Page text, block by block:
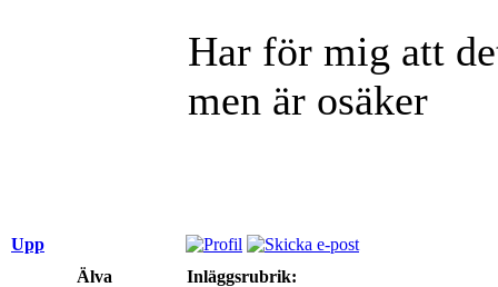
Har för mig att
men är osäker
Upp
Älva
Inläggsrubrik: